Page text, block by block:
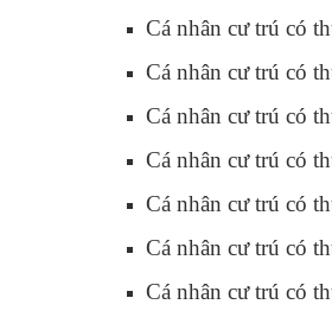
Cá nhân cư trú có
Cá nhân cư trú có
Cá nhân cư trú có
Cá nhân cư trú có
Cá nhân cư trú có
Cá nhân cư trú có
Cá nhân cư trú có